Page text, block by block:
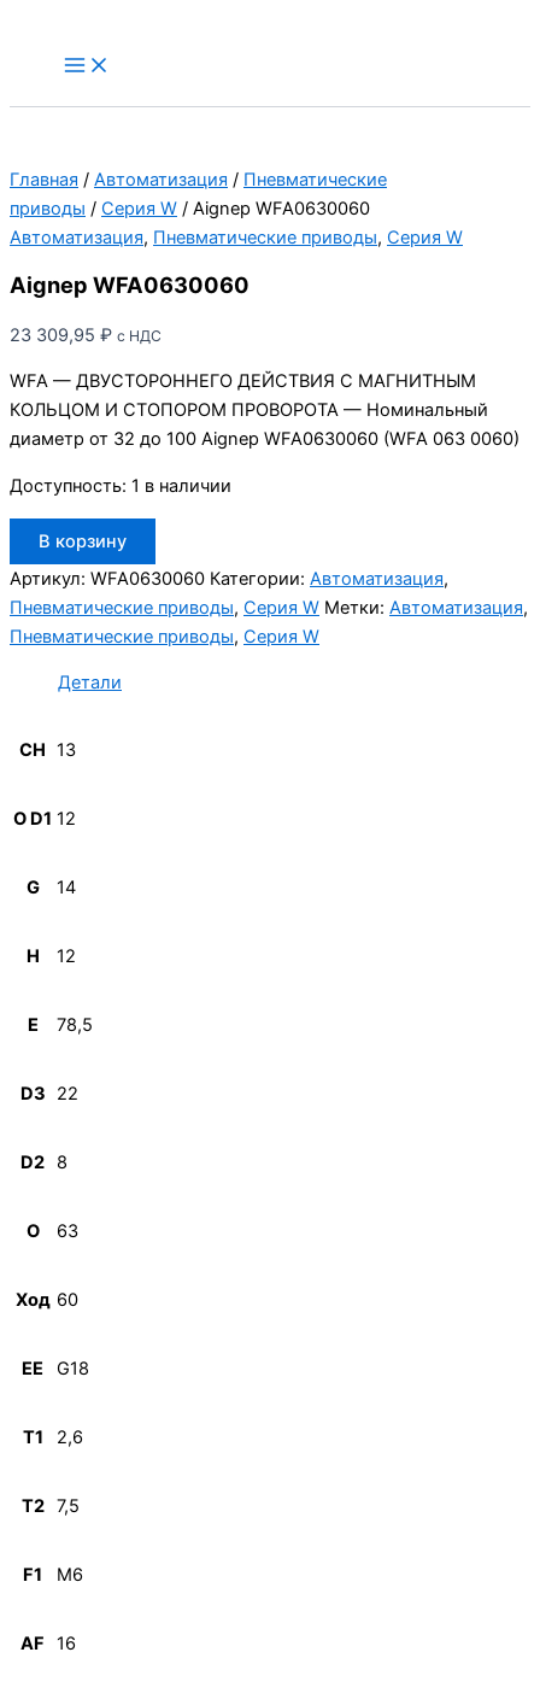
Main
Menu
Главная / Автоматизация / Пневматические
приводы / Серия W / Aignep WFA0630060
Автоматизация, Пневматические приводы, Серия W
Aignep WFA0630060
23 309,95 ₽ с НДС
WFA — ДВУСТОРОННЕГО ДЕЙСТВИЯ С МАГНИТНЫМ
КОЛЬЦОМ И СТОПОРОМ ПРОВОРОТА — Номинальный
диаметр от 32 до 100 Aignep WFA0630060 (WFA 063 0060)
Доступность: 1 в наличии
товара
Aignep
WFA0630060
В корзину
Артикул: WFA0630060 Категории: Автоматизация,
Пневматические приводы, Серия W Метки: Автоматизация,
Пневматические приводы, Серия W
Детали
CH 13
O D1 12
G 14
H 12
E 78,5
D3 22
D2 8
O 63
Ход 60
EE G18
T1 2,6
T2 7,5
F1 M6
AF 16